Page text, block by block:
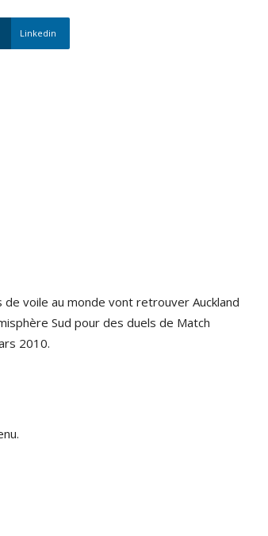
Linkedin
voile au monde vont retrouver Auckland
Sud pour des duels de Match
2010.